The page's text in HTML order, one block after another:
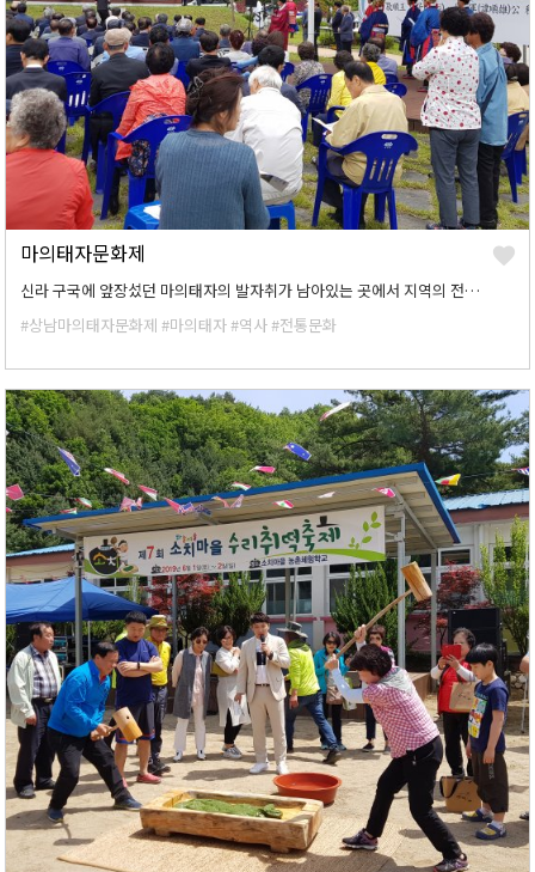
마의태자문화제
신라 구국에 앞장섰던 마의태자의 발자취가 남아있는 곳에서 지역의 전통문화를 계승하고 문화역사의 고장임을 알리기 위한 축제입니다.
#상남마의태자문화제 #마의태자#역사#전통문화